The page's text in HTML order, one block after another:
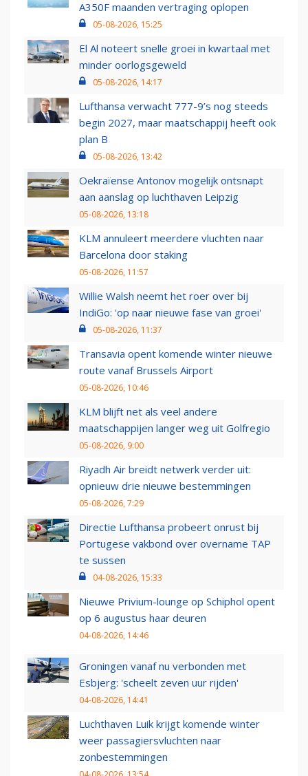
A350F maanden vertraging oplopen
05-08-2026, 15:25
El Al noteert snelle groei in kwartaal met
minder oorlogsgeweld
05-08-2026, 14:17
Lufthansa verwacht 777-9’s nog steeds
begin 2027, maar maatschappij heeft ook
plan B
05-08-2026, 13:42
Oekraïense Antonov mogelijk ontsnapt
aan aanslag op luchthaven Leipzig
05-08-2026, 13:18
KLM annuleert meerdere vluchten naar
Barcelona door staking
05-08-2026, 11:57
Willie Walsh neemt het roer over bij
IndiGo: 'op naar nieuwe fase van groei'
05-08-2026, 11:37
Transavia opent komende winter nieuwe
route vanaf Brussels Airport
05-08-2026, 10:46
KLM blijft net als veel andere
maatschappijen langer weg uit Golfregio
05-08-2026, 9:00
Riyadh Air breidt netwerk verder uit:
opnieuw drie nieuwe bestemmingen
05-08-2026, 7:29
Directie Lufthansa probeert onrust bij
Portugese vakbond over overname TAP
te sussen
04-08-2026, 15:33
Nieuwe Privium-lounge op Schiphol opent
op 6 augustus haar deuren
04-08-2026, 14:46
Groningen vanaf nu verbonden met
Esbjerg: 'scheelt zeven uur rijden'
04-08-2026, 14:41
Luchthaven Luik krijgt komende winter
weer passagiersvluchten naar
zonbestemmingen